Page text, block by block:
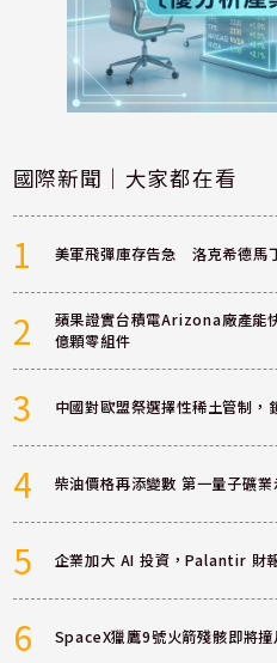
國際新聞｜大家都在看
1 美軍飛彈庫存告急 洛克希德
2
蘋果證實台積電Arizona廠產能
億顆零組件
3 中國對歐盟祭選擇性稀土管制，
4 柴油價格再添變數 第一量子礦
5 企業加大 AI 投資，Palantir 財
6 SpaceX獵鷹9號火箭殘骸即將